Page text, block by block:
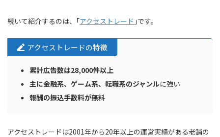
続いて紹介するのは、｢アクセストレード ｣です。
アクセストレードの特徴
累計広告数は28,000件以上
主に金融系、ゲーム系、転職系のジャンルに強い
報酬の振込手数料が無料
アクセストレードは2001年から20年以上の運営実績がある老舗の